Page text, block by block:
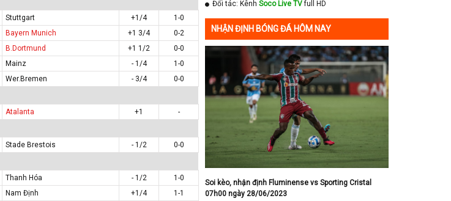
Stuttgart +1/4
1-0
Bayern Munich +1 3/4
0-2
B.Dortmund +1 1/2
0-0
Mainz - 1/4
1-0
Wer.Bremen - 3/4
0-0
Atalanta +1
-
Stade Brestois - 1/2
0-0
Thanh Hóa - 1/2
1-0
Nam Định +1/4
1-1
Đối tác: Kênh Soco Live TVfull HD
NHẬN ĐỊNH BÓNG ĐÁ HÔM NAY
Soi kèo, nhận định Fluminense vs Sporting Cristal
07h00 ngày 28/06/2023